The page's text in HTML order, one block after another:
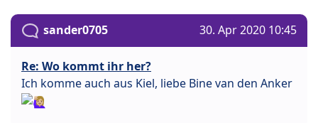
sander0705 30. Apr 2020 10:45
Re: Wo kommt ihr her?
Ich komme auch aus Kiel, liebe Bine van den Anker